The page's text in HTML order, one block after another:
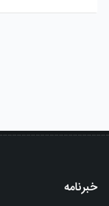
خبرنامه